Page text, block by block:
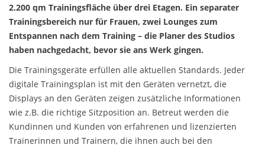
2.200 qm Trainingsfläche über drei Etagen. Ein separater
Trainingsbereich nur für Frauen, zwei Lounges zum
Entspannen nach dem Training – die Planer des Studios
haben nachgedacht, bevor sie ans Werk gingen.
Die Trainingsgeräte erfüllen alle aktuellen Standards. Jeder
digitale Trainingsplan ist mit den Geräten vernetzt, die
Displays an den Geräten zeigen zusätzliche Informationen
wie z.B. die richtige Sitzposition an. Betreut werden die
Kundinnen und Kunden von erfahrenen und lizenzierten
Trainerinnen und Trainern, die ihnen auch bei den